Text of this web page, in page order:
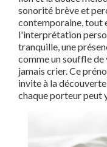
sonorité brève et
contemporaine, tout
l'interprétation
tranquille, une
comme un souffle de
jamais crier. Ce
invite à la
chaque porteur peut